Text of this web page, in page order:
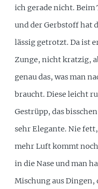
ich gerade nicht.
und der Gerbstoff hat
lässig getrotzt. Da ist
Zunge, nicht kratzig,
genau das, was man
braucht. Diese leicht
Gestrüpp, das
sehr Elegante. Nie
mehr Luft kommt
in die Nase und man
Mischung aus